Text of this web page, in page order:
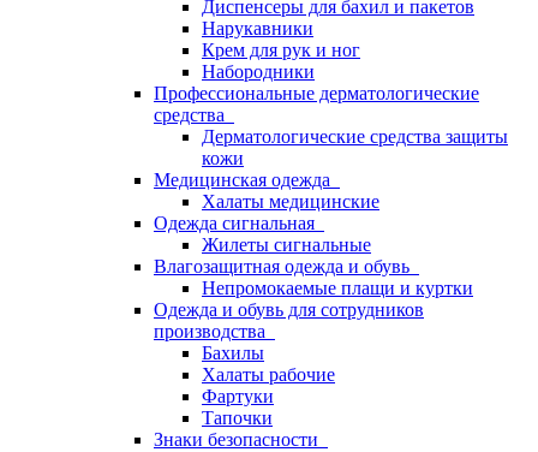
Диспенсеры для бахил и пакетов
Нарукавники
Крем для рук и ног
Набородники
Профессиональные дерматологические
средства
Дерматологические средства защиты
кожи
Медицинская одежда
Халаты медицинские
Одежда сигнальная
Жилеты сигнальные
Влагозащитная одежда и обувь
Непромокаемые плащи и куртки
Одежда и обувь для сотрудников
производства
Бахилы
Халаты рабочие
Фартуки
Тапочки
Знаки безопасности